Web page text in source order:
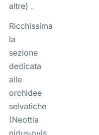
altre) .
Ricchissima
la
sezione
dedicata
alle
orchidee
selvatiche
(Neottia
nidus‑ovis,